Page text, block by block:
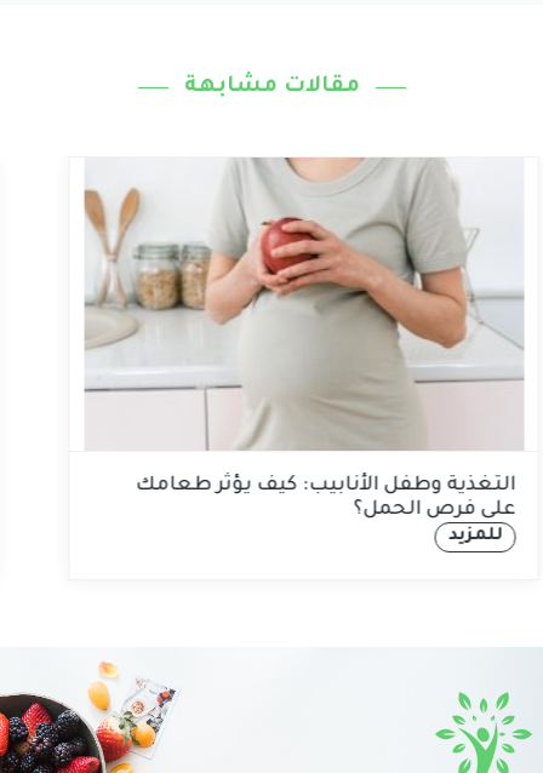
مقالات مشابهة
التغذية وطفل الأنابيب: كيف يؤثر طعامك
على فرص الحمل؟
للمزيد